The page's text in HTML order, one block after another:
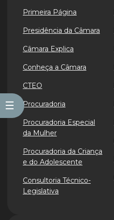
☰
Primeira Página
Presidência da Câmara
Câmara Explica
Conheça a Câmara
CTEO
Procuradoria
Procuradoria Especial
da Mulher
Procuradoria da Criança
e do Adolescente
Consultoria Técnico-
Legislativa